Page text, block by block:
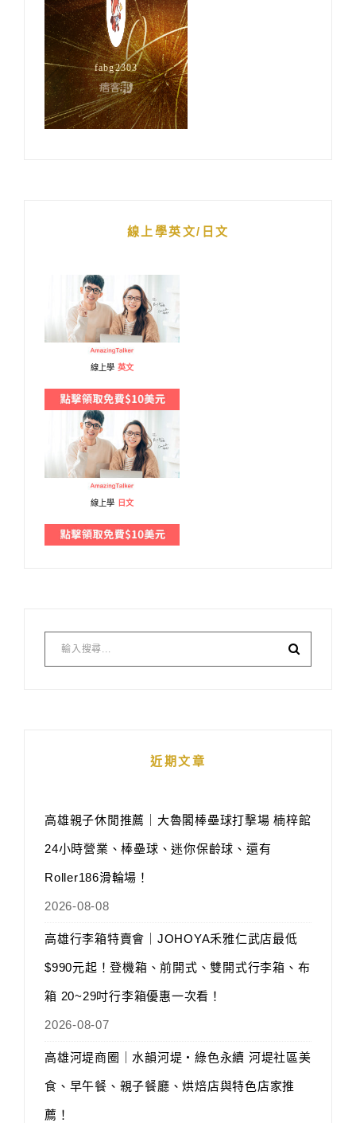
線上學英文/日文
線上學 英文
線上學 日文
近期文章
高雄親子休閒推薦｜大魯閣棒壘球打擊場 楠梓館
24小時營業、棒壘球、迷你保齡球、還有
Roller186滑輪場！
2026-08-08
高雄行李箱特賣會｜JOHOYA禾雅仁武店最低
$990元起！登機箱、前開式、雙開式行李箱、布
箱 20~29吋行李箱優惠一次看！
2026-08-07
高雄河堤商圈｜水韻河堤‧綠色永續 河堤社區美
食、早午餐、親子餐廳、烘焙店與特色店家推
薦！